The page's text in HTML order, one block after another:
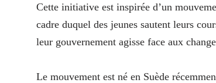
Cette initiative est inspirée d’un
cadre duquel des jeunes sautent leurs
leur gouvernement agisse face aux
Le mouvement est né en Suède